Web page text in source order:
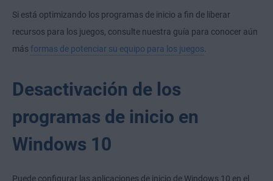
Si está optimizando los programas de inicio a fin de liberar
recursos para los juegos, consulte nuestra guía para conocer aún
más formas de potenciar su equipo para los juegos.
Desactivación de los
programas de inicio en
Windows 10
Puede configurar las aplicaciones de inicio de Windows 10 en el